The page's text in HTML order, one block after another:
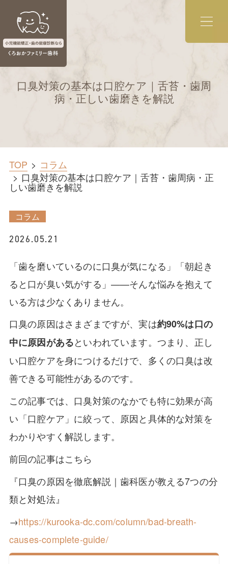
口臭対策の基本は口腔ケア｜舌苔・歯周
病・正しい歯磨きを解説
TOP
コラム
口臭対策の基本は口腔ケア｜舌苔・歯周病・正
しい歯磨きを解説
コラム
2026.05.21
「歯を磨いているのに口臭が気になる」「朝起き
ると口が臭い気がする」——そんな悩みを抱えて
いる方は少なくありません。
口臭の原因はさまざまですが、実は約90%は口の
中に原因があるといわれています。つまり、正し
い口腔ケアを身につけるだけで、多くの口臭は改
善できる可能性があるのです。
この記事では、口臭対策のなかでも特に効果が高
い「口腔ケア」に絞って、原因と具体的な対策を
わかりやすく解説します。
前回の記事はこちら
『口臭の原因を徹底解説｜歯科医が教える7つの分
類と対処法』
→https://kurooka-dc.com/column/bad-breath-
causes-complete-guide/